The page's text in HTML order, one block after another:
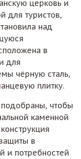
церковь и
для туристов,
над
в
для
чёрную сталь,
плитку.
чтобы
каменной
в
и потребностей